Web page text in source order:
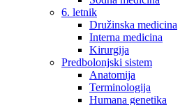
6. letnik
Družinska medicina
Interna medicina
Kirurgija
Predbolonjski sistem
Anatomija
Terminologija
Humana genetika